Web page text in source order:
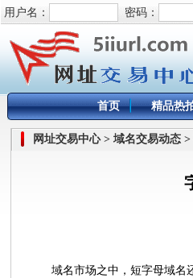
用户名： 密码：
首页 精品热
网址交易中心 > 域名交易动态
域名市场之中，短字母域名